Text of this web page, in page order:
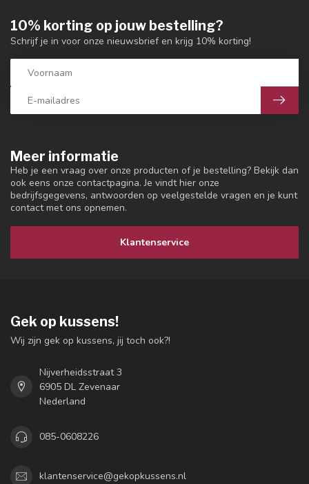
Meer informatie
Heb je een vraag over onze producten of je bestelling? Bekijk dan
ook eens onze contactpagina. Je vindt hier onze
bedrijfsgegevens, antwoorden op veelgestelde vragen en je kunt
contact met ons opnemen.
Klantenservice
10% korting op jouw bestelling?
Schrijf je in voor onze nieuwsbrief en krijg 10% korting!
Gek op kussens!
Wij zijn gek op kussens, jij toch ook?!
Nijverheidsstraat 3
6905 DL Zevenaar
Nederland
085-0608226
klantenservice@gekopkussens.nl